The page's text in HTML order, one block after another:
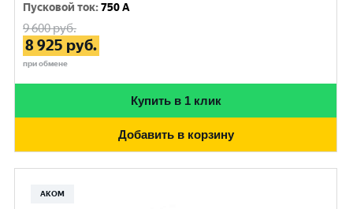
Пусковой ток:750 A
9 600руб.
8 925 руб.
при обмене
Купить в 1 клик
Добавить в корзину
АКОМ